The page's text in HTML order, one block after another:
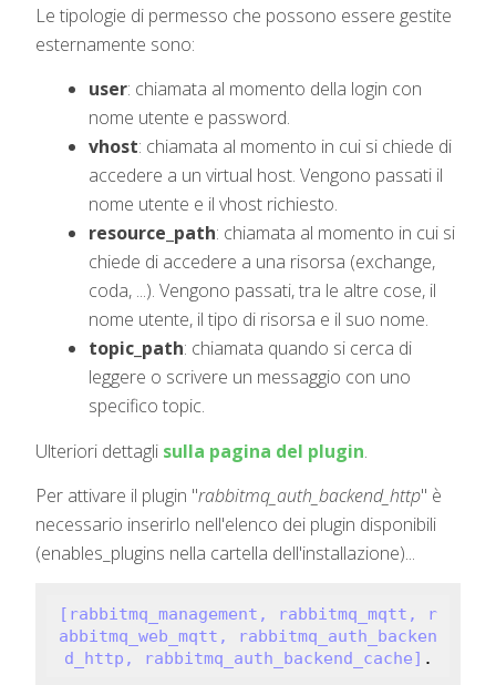
Le tipologie di permesso che possono essere gestite
esternamente sono:
user: chiamata al momento della login con
nome utente e password.
vhost: chiamata al momento in cui si chiede di
accedere a un virtual host. Vengono passati il
nome utente e il vhost richiesto.
resource_path: chiamata al momento in cui si
chiede di accedere a una risorsa (exchange,
coda, ...). Vengono passati, tra le altre cose, il
nome utente, il tipo di risorsa e il suo nome.
topic_path: chiamata quando si cerca di
leggere o scrivere un messaggio con uno
specifico topic.
Ulteriori dettagli sulla pagina del plugin.
Per attivare il plugin "rabbitmq_auth_backend_http" è
necessario inserirlo nell'elenco dei plugin disponibili
(enables_plugins nella cartella dell'installazione)...
[rabbitmq_management, rabbitmq_mqtt, r
abbitmq_web_mqtt, rabbitmq_auth_backen
d_http, rabbitmq_auth_backend_cache] .